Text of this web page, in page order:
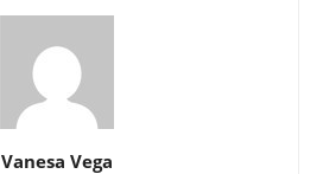
Vanesa Vega